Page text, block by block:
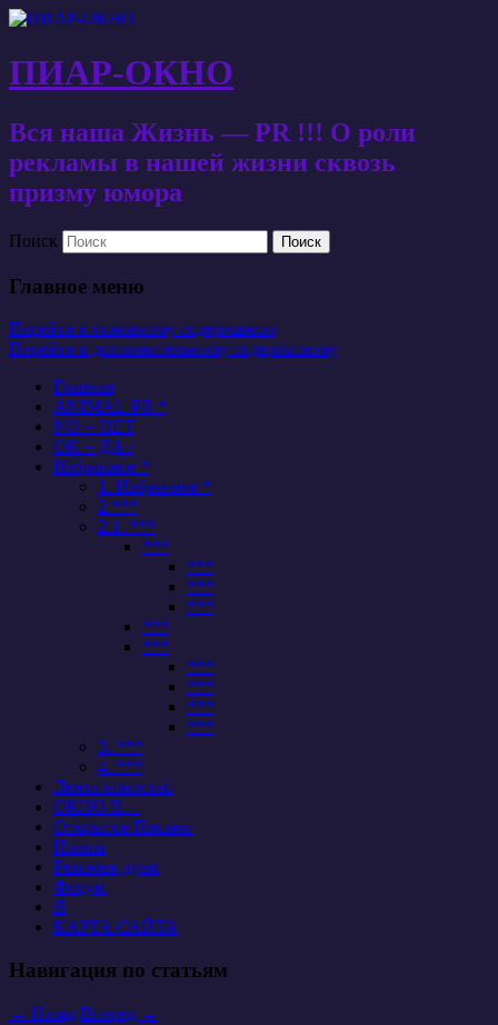
ПИАР-ОКНО
Вся наша Жизнь — PR !!! О роли
рекламы в нашей жизни сквозь
призму юмора
Поиск
Главное меню
Перейти к основному содержанию
Перейти к дополнительному содержимому
Главная
ANIMAL-PR *
NO = НЕТ
OK = ДА /
Избранное *
1. Избранное *
2 ***
2.1. ***
***
***
***
***
***
***
***
***
***
***
3. ***
4. ***
Лента новостей
ОКНО В…
Открытое Письмо
Планы
Рекомен-дуем
Форум
Я
КАРТА САЙТА
Навигация по статьям
← Назад Вперед →